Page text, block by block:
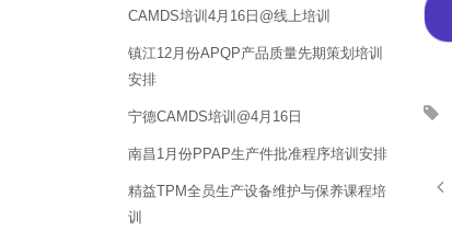
CAMDS培训4月16日@线上培训
镇江12月份APQP产品质量先期策划培训
安排
宁德CAMDS培训@4月16日
南昌1月份PPAP生产件批准程序培训安排
精益TPM全员生产设备维护与保养课程培
训